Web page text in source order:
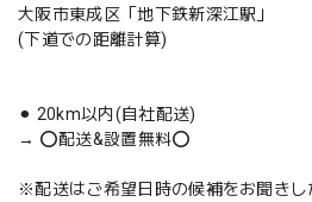
大阪市東成区「地下鉄新深江駅」
(下道での距離計算)
⚫︎ 20km以内(自社配送)
→ ⭕️配送&設置無料⭕️
※配送はご希望日時の候補をお聞き